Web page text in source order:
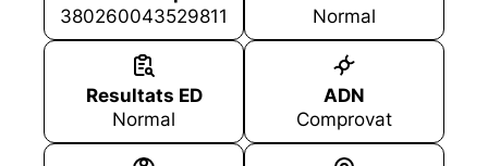
380260043529811
Normal
Resultats ED
Normal
ADN
Comprovat